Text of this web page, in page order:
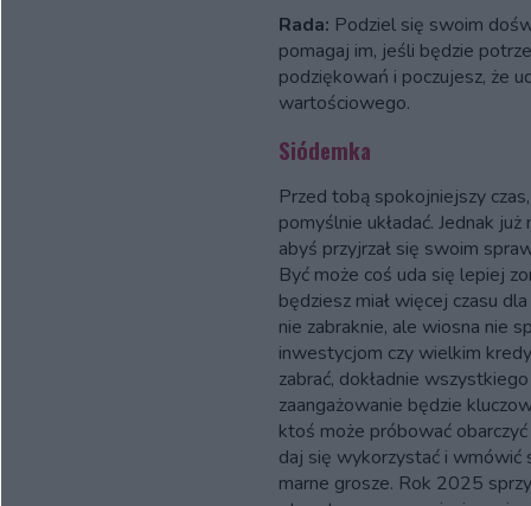
Rada: Podziel się swoim
pomagaj im, jeśli będzie
podziękowań i poczujesz, że
wartościowego.
Siódemka
Przed tobą spokojniejszy
pomyślnie układać. Jednak
abyś przyjrzał się swoim
Być może coś uda się lepiej
będziesz miał więcej czasu
nie zabraknie, ale wiosna nie
inwestycjom czy wielkim
zabrać, dokładnie
zaangażowanie będzie
ktoś może próbować
daj się wykorzystać i wmówić
marne grosze. Rok 2025